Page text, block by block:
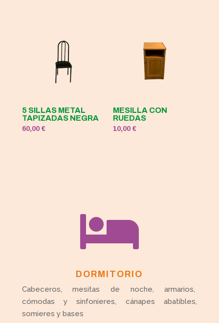
5 SILLAS METAL
TAPIZADAS NEGRA
60,00 €
MESILLA CON
RUEDAS
10,00€

DORMITORIO
Cabeceros, mesitas de noche, armarios,
cómodas y sinfonieres, cánapes abatibles,
somieres y bases